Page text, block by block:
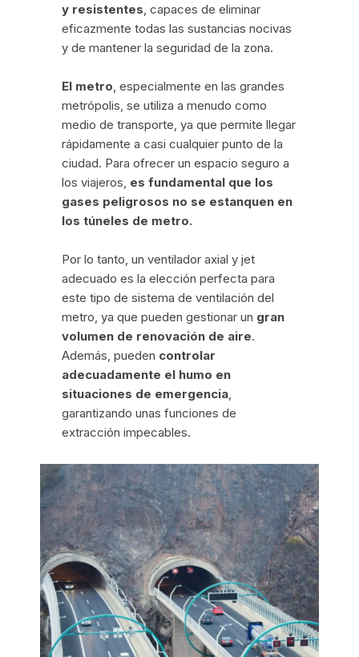
y resistentes, capaces de eliminar
eficazmente todas las sustancias nocivas
y de mantener la seguridad de la zona.
El metro, especialmente en las grandes
metrópolis, se utiliza a menudo como
medio de transporte, ya que permite llegar
rápidamente a casi cualquier punto de la
ciudad. Para ofrecer un espacio seguro a
los viajeros, es fundamental que los
gases peligrosos no se estanquen en
los túneles de metro.
Por lo tanto, un ventilador axial y jet
adecuado es la elección perfecta para
este tipo de sistema de ventilación del
metro, ya que pueden gestionar un gran
volumen de renovación de aire.
Además, pueden controlar
adecuadamente el humo en
situaciones de emergencia,
garantizando unas funciones de
extracción impecables.